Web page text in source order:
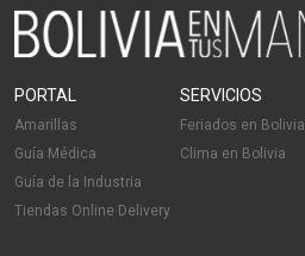
PORTAL
Amarillas
Guía Médica
Guía de la Industria
Tiendas Online Delivery
SERVICIOS
Feriados en Bolivia
Clima en Bolivia